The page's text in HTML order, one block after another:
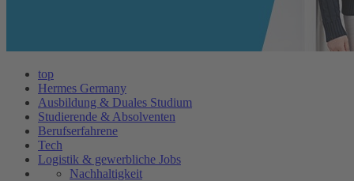
top
Hermes Germany
Ausbildung & Duales Studium
Studierende & Absolventen
Berufserfahrene
Tech
Logistik & gewerbliche Jobs
Nachhaltigkeit